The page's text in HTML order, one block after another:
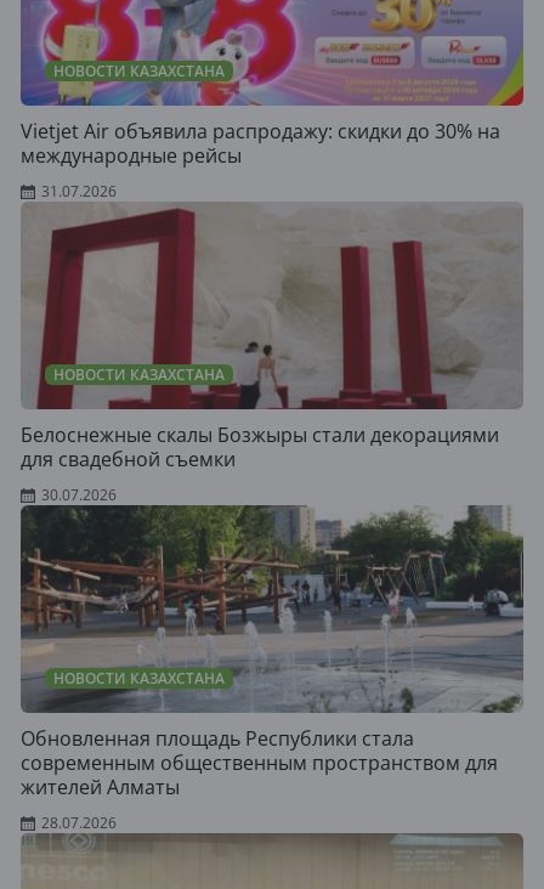
НОВОСТИ КАЗАХСТАНА
Vietjet Air объявила распродажу: скидки до 30% на
международные рейсы
31.07.2026
НОВОСТИ КАЗАХСТАНА
Белоснежные скалы Бозжыры стали декорациями
для свадебной съемки
30.07.2026
НОВОСТИ КАЗАХСТАНА
Обновленная площадь Республики стала
современным общественным пространством для
жителей Алматы
28.07.2026